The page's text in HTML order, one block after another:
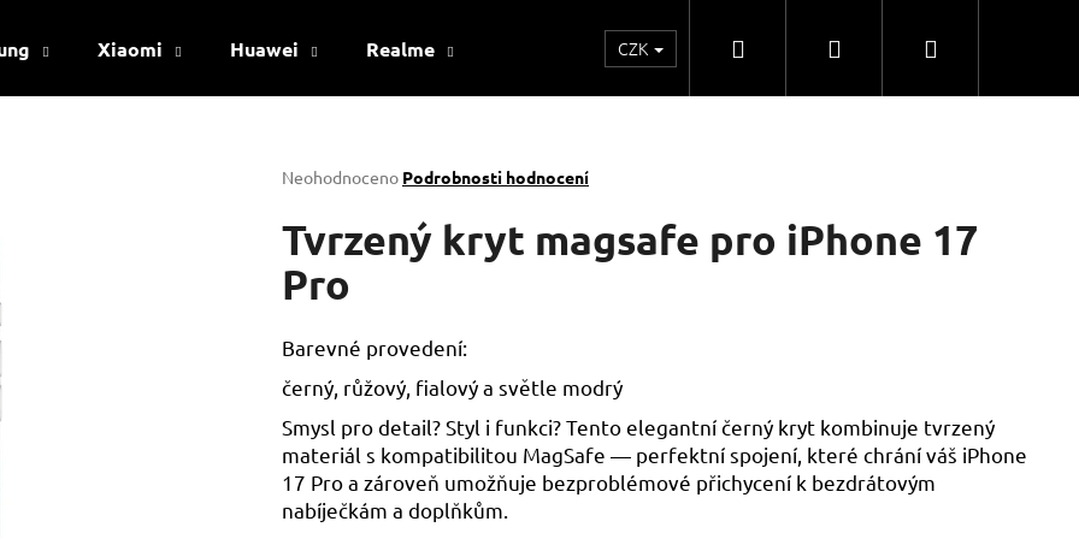
Xiaomi Huawei Realme Kontakty Obchodní spolupráce
CZK Hledat PřihlášeníNákupní
Průměrné
produktu
0,0
hvězdiček.
Neohodnoceno Podrobnosti hodnocení
Tvrzený kryt magsafe pro iPhone 17
Pro
Barevné provedení:
černý, růžový, fialový a světle modrý
Smysl pro detail? Styl i funkci? Tento elegantní černý kryt kombinuje tvrzený
materiál s kompatibilitou MagSafe — perfektní spojení, které chrání váš iPhone
17 Pro a zároveň umožňuje bezproblémové přichycení k bezdrátovým
nabíječkám a doplňkům.